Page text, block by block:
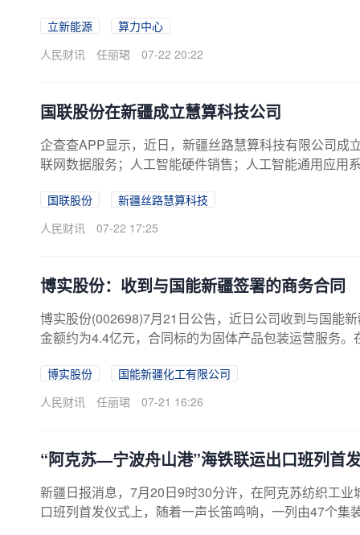
立新能源
算力中心
人民财讯
任丽珺 07-22 20:22
国联股份在新疆成立慧算科技公司
企查查APP显示，近日，新疆丝路慧算科技有限公司成
联网数据服务；人工智能硬件销售；人工智能通用应用
国联股份
新疆丝路慧算科技
人民财讯
07-22 17:25
博实股份：收到与国能新疆签署的商务合同
博实股份(002698)7月21日公告，近日公司收到与国能
金额约为4.4亿元，合同标的为固体产品包装运营服务
博实股份
国能新疆化工有限公司
人民财讯
任丽珺 07-21 16:26
“阿克苏—宁波舟山港”海铁联运出口班列首
新疆日报消息，7月20日9时30分许，在阿克苏纺织工
口班列首发仪式上，随着一声长笛鸣响，一列由47个